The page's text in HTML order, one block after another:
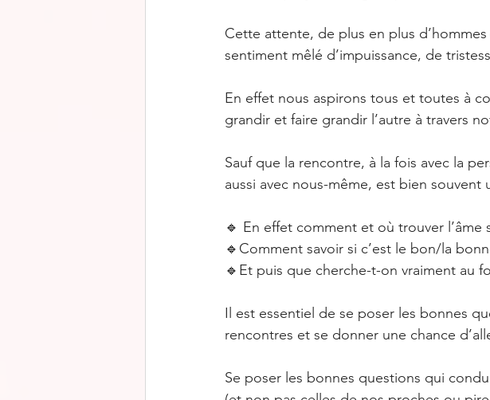
Cette attente, de plus en plus
sentiment mêlé d’impuissance, de
En effet nous aspirons tous et toutes à
grandir et faire grandir l’autre à travers
Sauf que la rencontre, à la fois avec la
aussi avec nous-même, est bien souvent
🔹 En effet comment et où trouver l’âme
🔹 Comment savoir si c’est le bon/la
🔹 Et puis que cherche-t-on vraiment au
Il est essentiel de se poser les bonnes
rencontres et se donner une chance
Se poser les bonnes questions qui